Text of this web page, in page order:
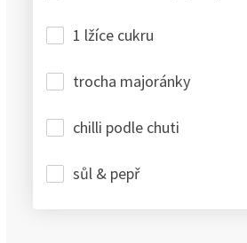
1 lžíce cukru
trocha majoránky
chilli podle chuti
sůl & pepř